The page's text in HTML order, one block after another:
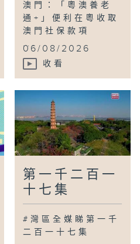
澳門：「粵澳養老
通+」便利在粵收取
澳門社保款項
...
06/08/2026
收看
第一千二百一
十七集
#灣區全媒睇第一千
二百一十七集